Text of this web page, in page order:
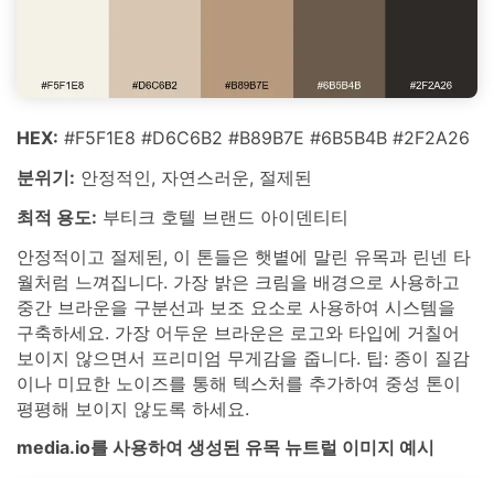
HEX: #F5F1E8 #D6C6B2 #B89B7E #6B5B4B #2F2A26
분위기: 안정적인, 자연스러운, 절제된
최적 용도: 부티크 호텔 브랜드 아이덴티티
안정적이고 절제된, 이 톤들은 햇볕에 말린 유목과 린넨 타
월처럼 느껴집니다. 가장 밝은 크림을 배경으로 사용하고
중간 브라운을 구분선과 보조 요소로 사용하여 시스템을
구축하세요. 가장 어두운 브라운은 로고와 타입에 거칠어
보이지 않으면서 프리미엄 무게감을 줍니다. 팁: 종이 질감
이나 미묘한 노이즈를 통해 텍스처를 추가하여 중성 톤이
평평해 보이지 않도록 하세요.
media.io를 사용하여 생성된 유목 뉴트럴 이미지 예시